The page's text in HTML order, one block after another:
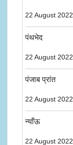
22 August 2022
पंथभेद
22 August 2022
पंजाब प्रांत
22 August 2022
न्याँऊ
22 August 2022